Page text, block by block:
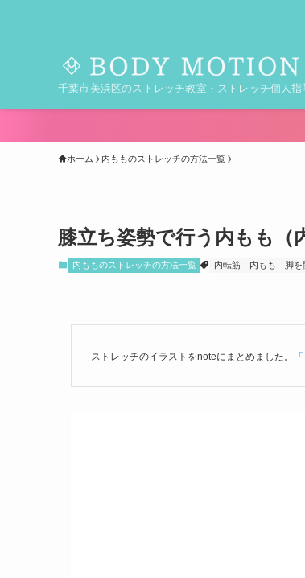
千葉市美浜区のストレッチ教室・ストレッチ個人
ホーム 内もものストレッチの方法一覧
膝立ち姿勢で行う内もも（
内もものストレッチの方法一覧 内転筋 内もも 脚を
ストレッチのイラストをnoteにまとめました。